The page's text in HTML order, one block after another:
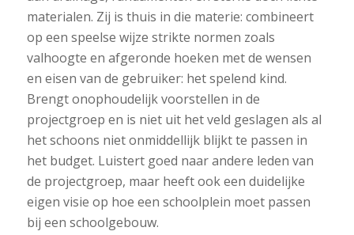
materialen. Zij is thuis in die materie: combineert
op een speelse wijze strikte normen zoals
valhoogte en afgeronde hoeken met de wensen
en eisen van de gebruiker: het spelend kind.
Brengt onophoudelijk voorstellen in de
projectgroep en is niet uit het veld geslagen als al
het schoons niet onmiddellijk blijkt te passen in
het budget. Luistert goed naar andere leden van
de projectgroep, maar heeft ook een duidelijke
eigen visie op hoe een schoolplein moet passen
bij een schoolgebouw.